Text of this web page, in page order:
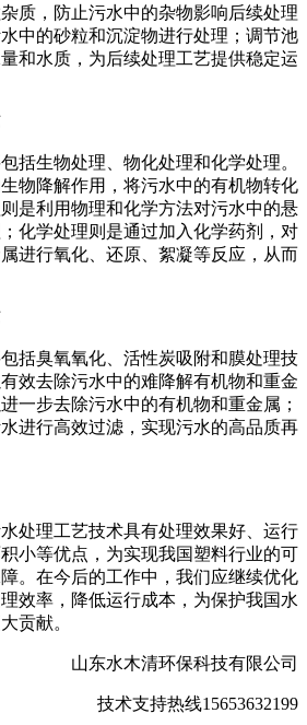
质，防止污水中的杂物影响后续处理
中的砂粒和沉淀物进行处理；调节池
和水质，为后续处理工艺提供稳定运
括生物处理、物化处理和化学处理。
物降解作用，将污水中的有机物转化
是利用物理和化学方法对污水中的悬
化学处理则是通过加入化学药剂，对
进行氧化、还原、絮凝等反应，从而
括臭氧氧化、活性炭吸附和膜处理技
效去除污水中的难降解有机物和重金
一步去除污水中的有机物和重金属；
进行高效过滤，实现污水的高品质再
处理工艺技术具有处理效果好、运行
小等优点，为实现我国塑料行业的可
。在今后的工作中，我们应继续优化
效率，降低运行成本，为保护我国水
贡献。
山东水木清环保科技有限公司
技术支持热线15653632199